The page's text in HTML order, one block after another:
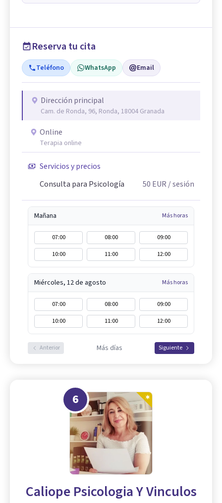
Reserva tu cita
Teléfono WhatsApp Email
Dirección principal
Cam. de Ronda, 96, Ronda, 18004 Granada
Online
Terapia online
Servicios y precios
Consulta para Psicología
50 EUR / sesión
Mañana Más horas
07:00 08:00
09:00
10:00
11:00 12:00
Miércoles, 12 de agosto Más horas
07:00 08:00
09:00
10:00
11:00 12:00
Anterior Más días Siguiente
6
Caliope Psicologia Y Vinculos